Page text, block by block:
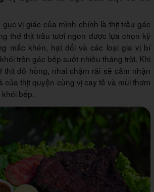
vị giác của mình chính là thịt trâu gác
thớ thịt trâu tươi ngon được lựa chọn kỹ
mắc khén, hạt dổi và các loại gia vị bí
trên gác bếp suốt nhiều tháng trời. Khi
thịt đỏ hồng, nhai chậm rãi sẽ cảm nhận
của thịt quyện cùng vị cay tê và mùi thơm
bếp.